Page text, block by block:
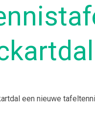
een nieuwe